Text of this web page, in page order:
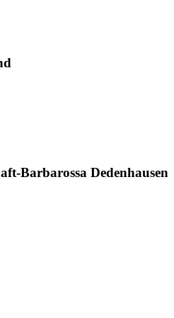
Barbarossa Dedenhausen